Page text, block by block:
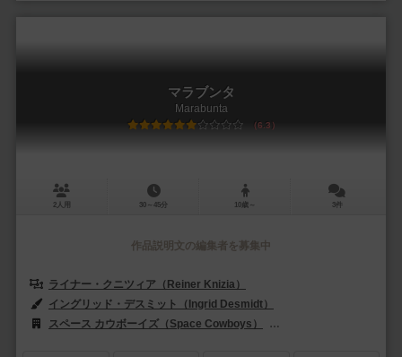
マラブンタ
Marabunta
6.3
2人用 30～45分 10歳～ 3件
作品説明文の編集者を募集中
ライナー・クニツィア（Reiner Knizia）
イングリッド・デスミット（Ingrid Desmidt）
スペース カウボーイズ（Space Cowboys）